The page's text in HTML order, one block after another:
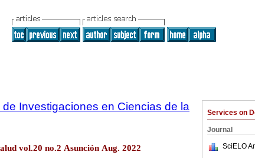
Services on
Journal
SciELO
Investigaciones en Ciencias de la
vol.20 no.2 Asunción Aug. 2022